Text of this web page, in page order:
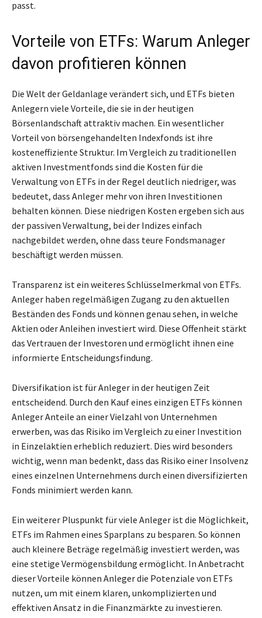
passt.
Vorteile von ETFs: Warum Anleger
davon profitieren können
Die Welt der Geldanlage verändert sich, und ETFs bieten
Anlegern viele Vorteile, die sie in der heutigen
Börsenlandschaft attraktiv machen. Ein wesentlicher
Vorteil von börsengehandelten Indexfonds ist ihre
kosteneffiziente Struktur. Im Vergleich zu traditionellen
aktiven Investmentfonds sind die Kosten für die
Verwaltung von ETFs in der Regel deutlich niedriger, was
bedeutet, dass Anleger mehr von ihren Investitionen
behalten können. Diese niedrigen Kosten ergeben sich aus
der passiven Verwaltung, bei der Indizes einfach
nachgebildet werden, ohne dass teure Fondsmanager
beschäftigt werden müssen.
Transparenz ist ein weiteres Schlüsselmerkmal von ETFs.
Anleger haben regelmäßigen Zugang zu den aktuellen
Beständen des Fonds und können genau sehen, in welche
Aktien oder Anleihen investiert wird. Diese Offenheit stärkt
das Vertrauen der Investoren und ermöglicht ihnen eine
informierte Entscheidungsfindung.
Diversifikation ist für Anleger in der heutigen Zeit
entscheidend. Durch den Kauf eines einzigen ETFs können
Anleger Anteile an einer Vielzahl von Unternehmen
erwerben, was das Risiko im Vergleich zu einer Investition
in Einzelaktien erheblich reduziert. Dies wird besonders
wichtig, wenn man bedenkt, dass das Risiko einer Insolvenz
eines einzelnen Unternehmens durch einen diversifizierten
Fonds minimiert werden kann.
Ein weiterer Pluspunkt für viele Anleger ist die Möglichkeit,
ETFs im Rahmen eines Sparplans zu besparen. So können
auch kleinere Beträge regelmäßig investiert werden, was
eine stetige Vermögensbildung ermöglicht. In Anbetracht
dieser Vorteile können Anleger die Potenziale von ETFs
nutzen, um mit einem klaren, unkomplizierten und
effektiven Ansatz in die Finanzmärkte zu investieren.